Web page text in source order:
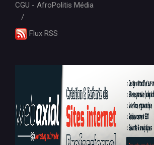
CGU - AfroPolitis Média
Flux RSS